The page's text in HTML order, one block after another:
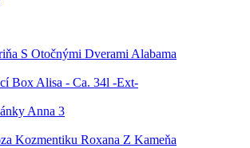
S Otočnými Dverami Alabama
Box Alisa - Ca. 34l -Ext-
Anna 3
Kozmentiku Roxana Z Kameňa